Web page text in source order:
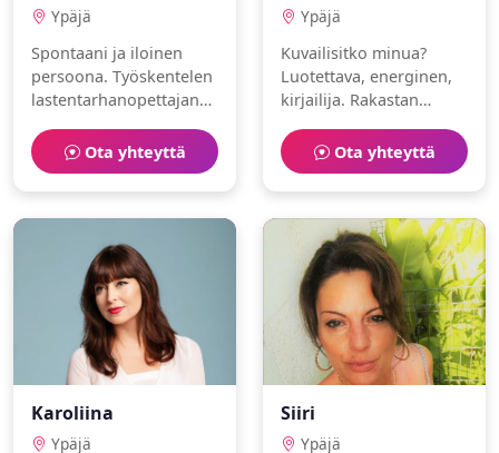
Ypäjä
Spontaani ja iloinen
persoona. Työskentelen
lastentarhanopettajana.
laskettelu ja lemmikit.
Ota yhteyttä
Ypäjä
Kuvailisitko minua?
Luotettava, energinen,
kirjailija. Rakastan
Ota yhteyttä
Karoliina
Ypäjä
Siiri
Ypäjä